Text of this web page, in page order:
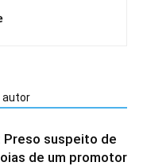
autor
Preso suspeito de
de um promotor